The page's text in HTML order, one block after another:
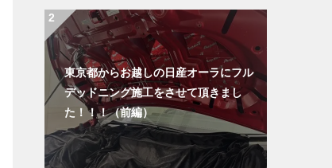
東京都からお越しの日産オーラにフル
デッドニング施工をさせて頂きまし
た！！！（前編）